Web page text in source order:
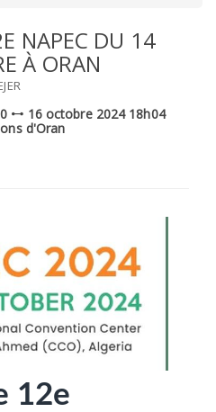
NAPEC DU 14
À ORAN
16 octobre 2024 18h04
d'Oran
12e